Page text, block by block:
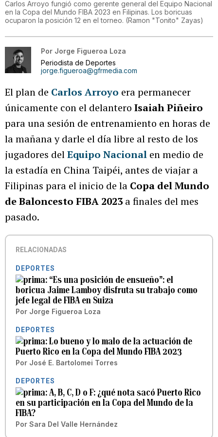
Carlos Arroyo fungió como gerente general del Equipo Nacional
en la Copa del Mundo FIBA 2023 en Filipinas. Los boricuas
ocuparon la posición 12 en el torneo. (Ramon "Tonito" Zayas)
Por Jorge Figueroa Loza
Periodista de Deportes
jorge.figueroa@gfrmedia.com
El plan de Carlos Arroyo era permanecer
únicamente con el delantero Isaiah Piñeiro
para una sesión de entrenamiento en horas de
la mañana y darle el día libre al resto de los
jugadores delEquipo Nacional en medio de
la estadía en China Taipéi, antes de viajar a
Filipinas para el inicio de la Copa del Mundo
de Baloncesto FIBA 2023 a finales del mes
pasado.
RELACIONADAS
DEPORTES
“Es una posición de ensueño”: el
boricua Jaime Lamboy disfruta su trabajo como
jefe legal de FIBA en Suiza
Por Jorge Figueroa Loza
DEPORTES
Lo bueno y lo malo de la actuación de
Puerto Rico en la Copa del Mundo FIBA 2023
Por José E. Bartolomei Torres
DEPORTES
A, B, C, D o F: ¿qué nota sacó Puerto Rico
en su participación en la Copa del Mundo de la
FIBA?
Por Sara Del Valle Hernández